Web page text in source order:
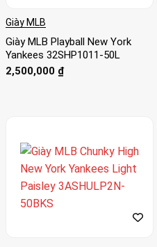
Giày MLB
Giày MLB Playball New York
Yankees 32SHP1011-50L
2,500,000 ₫